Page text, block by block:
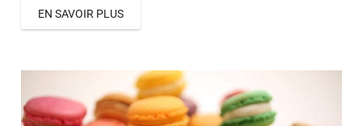
EN SAVOIR PLUS